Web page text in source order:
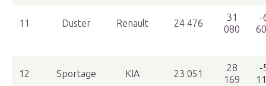
11 Duster Renault 24 476
31
080
-
12 Sportage KIA 23 051
28
169
-